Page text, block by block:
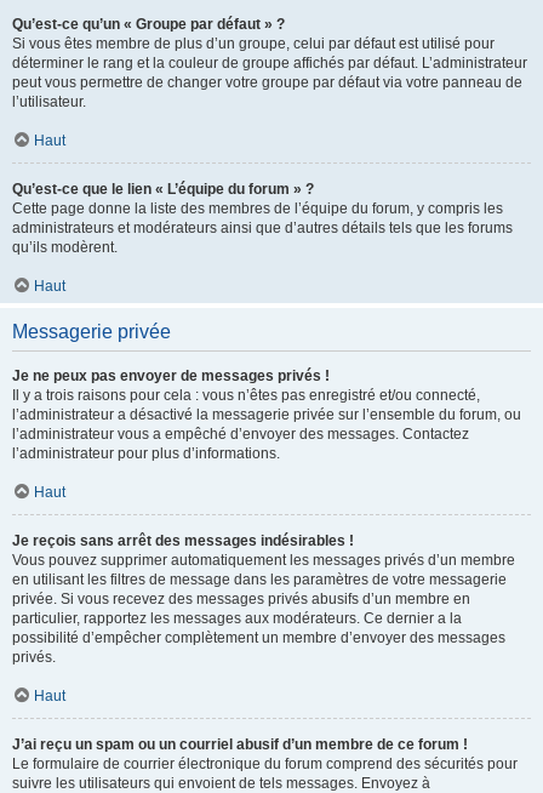
Qu’est-ce qu’un « Groupe par défaut » ?
Si vous êtes membre de plus d’un groupe, celui par défaut est utilisé pour
déterminer le rang et la couleur de groupe affichés par défaut. L’administrateur
peut vous permettre de changer votre groupe par défaut via votre panneau de
l’utilisateur.
Haut
Qu’est-ce que le lien « L’équipe du forum » ?
Cette page donne la liste des membres de l’équipe du forum, y compris les
administrateurs et modérateurs ainsi que d’autres détails tels que les forums
qu’ils modèrent.
Haut
Messagerie privée
Je ne peux pas envoyer de messages privés !
Il y a trois raisons pour cela : vous n’êtes pas enregistré et/ou connecté,
l’administrateur a désactivé la messagerie privée sur l’ensemble du forum, ou
l’administrateur vous a empêché d’envoyer des messages. Contactez
l’administrateur pour plus d’informations.
Haut
Je reçois sans arrêt des messages indésirables !
Vous pouvez supprimer automatiquement les messages privés d’un membre
en utilisant les filtres de message dans les paramètres de votre messagerie
privée. Si vous recevez des messages privés abusifs d’un membre en
particulier, rapportez les messages aux modérateurs. Ce dernier a la
possibilité d’empêcher complètement un membre d’envoyer des messages
privés.
Haut
J’ai reçu un spam ou un courriel abusif d’un membre de ce forum !
Le formulaire de courrier électronique du forum comprend des sécurités pour
suivre les utilisateurs qui envoient de tels messages. Envoyez à